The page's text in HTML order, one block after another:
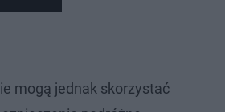
mogą jednak skorzystać